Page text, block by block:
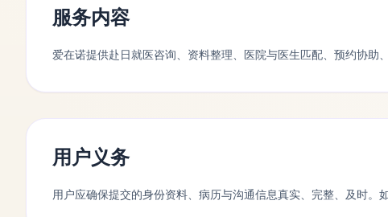
服务内容
爱在诺提供赴日就医咨询、资料整理、医院与医生匹配、预约协助
用户义务
用户应确保提交的身份资料、病历与沟通信息真实、完整、及时。